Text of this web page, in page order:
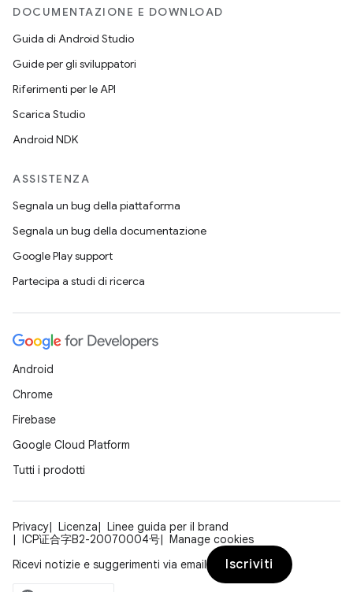
DOCUMENTAZIONE E DOWNLOAD
Guida di Android Studio
Guide per gli sviluppatori
Riferimenti per le API
Scarica Studio
Android NDK
ASSISTENZA
Segnala un bug della piattaforma
Segnala un bug della documentazione
Google Play support
Partecipa a studi di ricerca
Android
Chrome
Firebase
Google Cloud Platform
Tutti i prodotti
Privacy Licenza
Linee guida per il brand
ICP证合字B2-20070004号
Manage cookies
Ricevi notizie e suggerimenti via email
Iscriviti